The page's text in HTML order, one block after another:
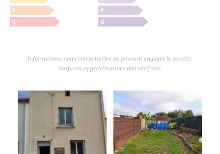
Informations non contractuelles ne pouvant engager la société.
Surfaces approximatives non vérifiées.